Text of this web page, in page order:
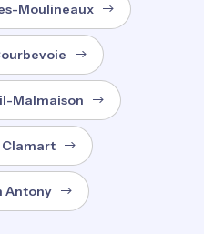
Moulineaux
Malmaison
Clamart
Antony